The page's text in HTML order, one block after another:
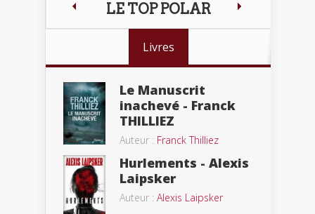
LE TOP POLAR
Livres
Le Manuscrit
inachevé - Franck
THILLIEZ
Auteur : Franck Thilliez
Hurlements - Alexis
Laipsker
Auteur : Alexis Laipsker